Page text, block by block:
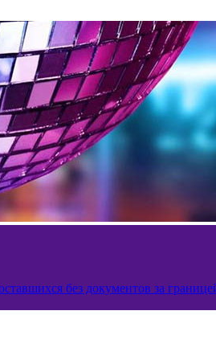
без документов за